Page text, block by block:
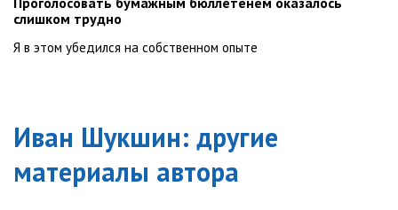
слишком трудно
Я в этом убедился на собственном опыте
Иван Шукшин: другие
материалы автора